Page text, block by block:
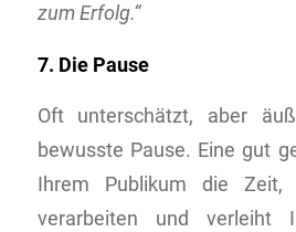
zum Erfolg.“
7. Die Pause
Oft unterschätzt, aber
bewusste Pause. Eine gut
Ihrem Publikum die Zeit,
verarbeiten und verleiht